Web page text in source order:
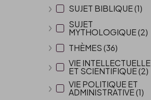
Afficher plus
SUJET BIBLIQUE (1)
Afficher plus
SUJET
MYTHOLOGIQUE (2)
Afficher plus
THÈMES (36)
Afficher plus
VIE INTELLECTUELLE
ET SCIENTIFIQUE (2)
Afficher plus
VIE POLITIQUE ET
ADMINISTRATIVE (1)